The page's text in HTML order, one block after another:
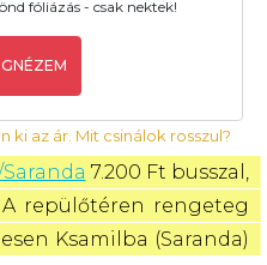
fóliázás - csak nektek!
ki az ár. Mit csinálok rosszul?
7.200 Ft busszal,
repülőtéren rengeteg
Ksamilba (Saranda)